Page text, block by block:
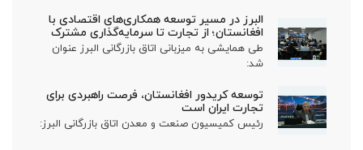
البرز در مسیر توسعه همکاری‌های اقتصادی با
افغانستان؛ از تجارت تا سرمایه‌گذاری مشترک
طی همایشی به میزبانی اتاق بازرگانی البرز عنوان
شد:
توسعه کریدور افغانستان، فرصت راهبردی برای
تجارت ایران است
رئیس کمیسیون صنعت و معدن اتاق بازرگانی البرز: